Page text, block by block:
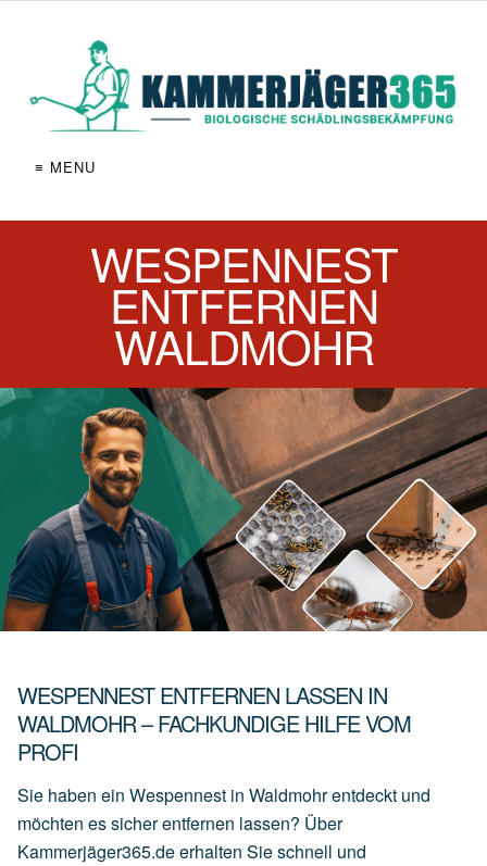
≡ MENU
WESPENNEST
ENTFERNEN
WALDMOHR
WESPENNEST ENTFERNEN LASSEN IN
WALDMOHR – FACHKUNDIGE HILFE VOM
PROFI
Sie haben ein Wespennest in Waldmohr entdeckt und
möchten es sicher entfernen lassen? Über
Kammerjäger365.de erhalten Sie schnell und